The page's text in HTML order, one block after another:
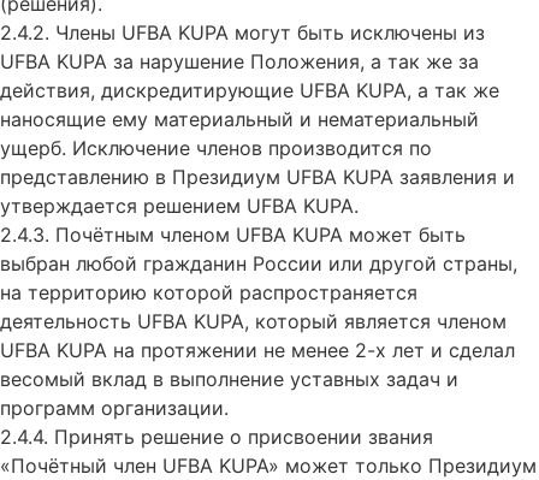
2.4.2. Члены UFBA KUPA могут быть исключены из
UFBA KUPA за нарушение Положения, а так же за
действия, дискредитирующие UFBA KUPA, а так же
наносящие ему материальный и нематериальный
ущерб. Исключение членов производится по
представлению в Президиум UFBA KUPA заявления и
утверждается решением UFBA KUPA.
2.4.3. Почётным членом UFBA KUPA может быть
выбран любой гражданин России или другой страны,
на территорию которой распространяется
деятельность UFBA KUPA, который является членом
UFBA KUPA на протяжении не менее 2-х лет и сделал
весомый вклад в выполнение уставных задач и
программ организации.
2.4.4. Принять решение о присвоении звания
«Почётный член UFBA KUPA» может только Президиум